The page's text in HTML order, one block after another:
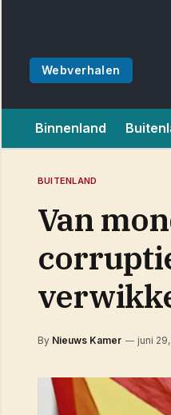
Webverhalen
Binnenland
BUITENLAND
Van
By Nieuws Kamer juni